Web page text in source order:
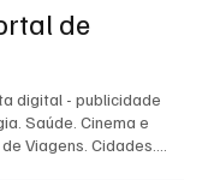
de
digital - publicidade
Saúde. Cinema e
Viagens. Cidades.